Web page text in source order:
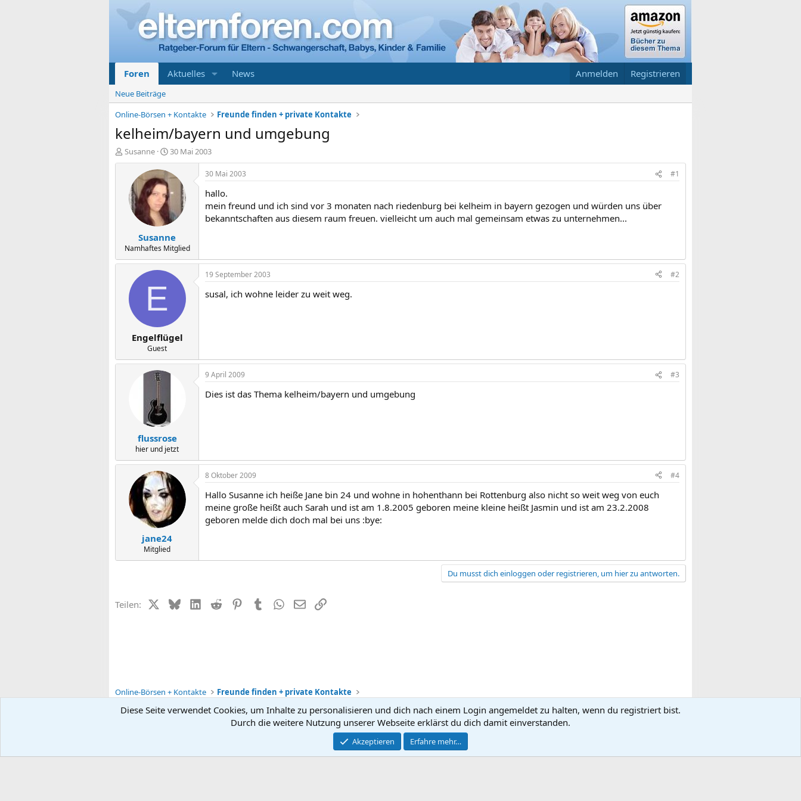
Foren Aktuelles News Anmelden Registrieren
Neue Beiträge
Online-Börsen + Kontakte
Freunde finden + private Kontakte
kelheim/bayern und umgebung
E
r
Susanne
E
r
s
e
l
l
t
a
m
30 Mai 2003
Susanne
Namhaftes Mitglied
30 Mai 2003 #1
hallo.
mein freund und ich sind vor 3 monaten nach riedenburg bei kelheim in bayern gezogen und würden uns über
bekanntschaften aus diesem raum freuen. vielleicht um auch mal gemeinsam etwas zu unternehmen...
E
Engelflügel
Guest
19 September 2003 #2
susal, ich wohne leider zu weit weg.
flussrose
hier und jetzt
9 April 2009 #3
Dies ist das Thema kelheim/bayern und umgebung
jane24
Mitglied
8 Oktober 2009 #4
Hallo Susanne ich heiße Jane bin 24 und wohne in hohenthann bei Rottenburg also nicht so weit weg von euch
meine große heißt auch Sarah und ist am 1.8.2005 geboren meine kleine heißt Jasmin und ist am 23.2.2008
geboren melde dich doch mal bei uns :bye:
Du musst dich einloggen oder registrieren, um hier zu antworten.
Teilen: X (Twitter)
BlueskyLinkedIn
Reddit PinterestTumblrWhatsApp
E-MailLink
Online-Börsen + Kontakte Freunde finden + private Kontakte
Kontakt Nutzungsbedingungen Datenschutz
Community platform by XenForo ® © 2010-2026 XenForo Ltd.
Diese Seite verwendet Cookies, um Inhalte zu personalisieren und dich nach einem Login angemeldet zu halten, wenn du registriert bist.
Durch die weitere Nutzung unserer Webseite erklärst du dich damit einverstanden.
Akzeptieren Erfahre mehr…